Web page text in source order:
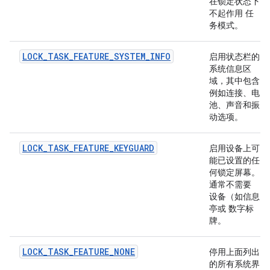
不起作用 任
务模式。
LOCK_TASK_FEATURE_SYSTEM_INFO
启用状态栏的
系统信息区
域，其中包含
例如连接、电
池、声音和振
动选项。
LOCK_TASK_FEATURE_KEYGUARD
启用设备上可
能已设置的任
何锁定屏幕。
通常不需要
设备（如信息
亭或 数字标
牌。
LOCK_TASK_FEATURE_NONE
停用上面列出
的所有系统界